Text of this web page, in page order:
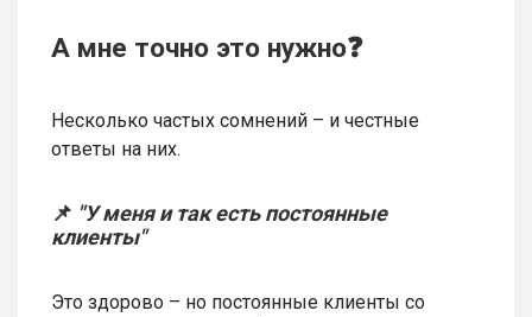
А мне точно это нужно❓
Несколько частых сомнений – и честные
ответы на них.
📌 "У меня и так есть постоянные
клиенты"
Это здорово – но постоянные клиенты со